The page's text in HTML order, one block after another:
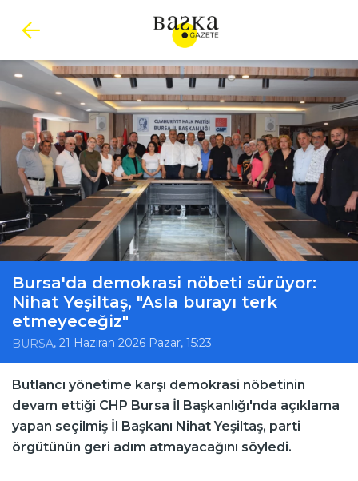
Bursa'da demokrasi nöbeti sürüyor:
Nihat Yeşiltaş, "Asla burayı terk
etmeyeceğiz"
BURSA, 21 Haziran 2026 Pazar, 15:23
Butlancı yönetime karşı demokrasi nöbetinin
devam ettiği CHP Bursa İl Başkanlığı'nda açıklama
yapan seçilmiş İl Başkanı Nihat Yeşiltaş, parti
örgütünün geri adım atmayacağını söyledi.